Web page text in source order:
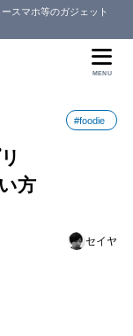
スマホ等のガジェット
MENU
#foodie
方
セイヤ